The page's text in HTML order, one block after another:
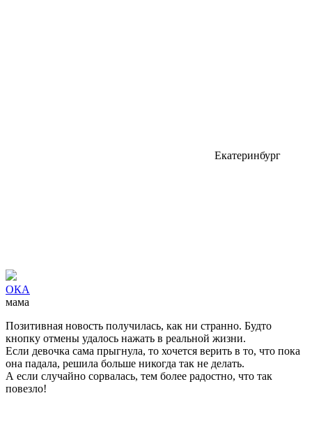
Екатеринбург
ОКА
мама
Позитивная новость получилась, как ни странно. Будто
кнопку отмены удалось нажать в реальной жизни.
Если девочка сама прыгнула, то хочется верить в то, что пока
она падала, решила больше никогда так не делать.
А если случайно сорвалась, тем более радостно, что так
повезло!